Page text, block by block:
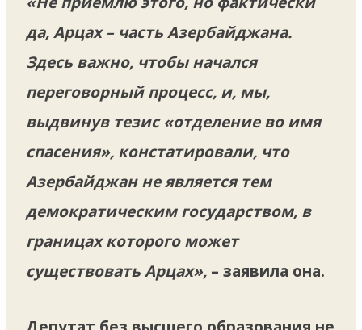
да, Арцах – часть Азербайджана.
Здесь важно, чтобы начался
переговорный процесс, и, мы,
выдвинув тезис «отделение во имя
спасения», констатировали, что
Азербайджан не является тем
демократическим государством, в
границах которого может
существовать Арцах», – заявила она.